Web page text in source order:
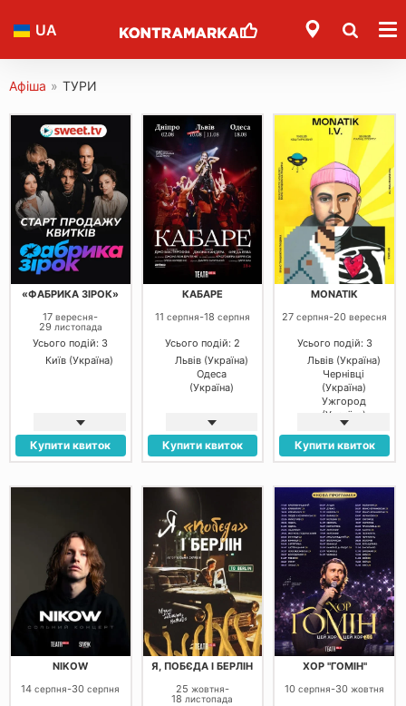
UA
Афіша » ТУРИ
«ФАБРИКА ЗІРОК»
17вересня-
29 листопада
Усього подій: 3
Київ (Україна)
Купити квиток
КАБАРЕ
11 серпня-18 серпня
Усього подій: 2
Львів (Україна)
Одеса
(Україна)
Купити квиток
MONATIK
27серпня-20вересня
Усього подій: 3
Львів (Україна)
Чернівці
(Україна)
Ужгород
(Україна)
Купити квиток
NIKOW
14серпня-30серпня
Я, ПОБЄДА І БЕРЛІН
25 жовтня-
18листопада
ХОР "ГОМІН"
10серпня-30жовтня